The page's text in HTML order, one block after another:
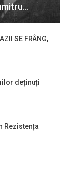
SE FRÂNG,
deținuți
Rezistența